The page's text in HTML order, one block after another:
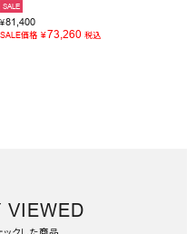
SALE
¥81,400
SALE価格 ¥73,260 税込
VIEWED